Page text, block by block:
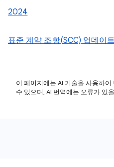
2024
표준 계약 조항(SCC) 업데이
이 페이지에는 AI 기술을 사용하
수 있으며, AI 번역에는 오류가 있